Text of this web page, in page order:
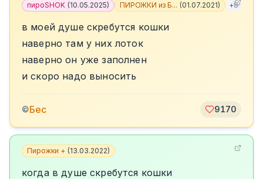
пироSHOK (10.05.2025) ПИРОЖКИ из Б... (01.07.2021) +8
в моей душе скребутся кошки
наверно там у них лоток
наверно он уже заполнен
и скоро надо выносить
©Бес 9170
Пирожки + (13.03.2022)
когда в душе скребутся кошки